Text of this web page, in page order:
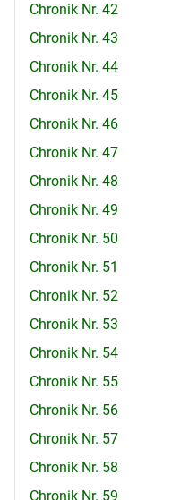
Chronik Nr. 42
Chronik Nr. 43
Chronik Nr. 44
Chronik Nr. 45
Chronik Nr. 46
Chronik Nr. 47
Chronik Nr. 48
Chronik Nr. 49
Chronik Nr. 50
Chronik Nr. 51
Chronik Nr. 52
Chronik Nr. 53
Chronik Nr. 54
Chronik Nr. 55
Chronik Nr. 56
Chronik Nr. 57
Chronik Nr. 58
Chronik Nr. 59